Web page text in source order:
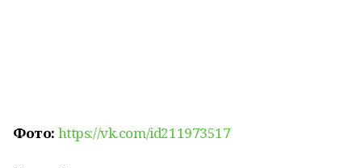
Фото: https://vk.com/id211973517